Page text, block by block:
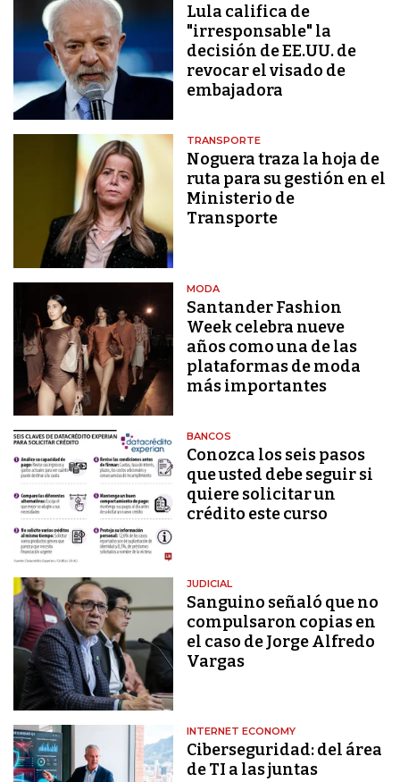
Lula califica de
"irresponsable" la
decisión de EE.UU. de
revocar el visado de
embajadora
TRANSPORTE
Noguera traza la hoja de
ruta para su gestión en el
Ministerio de
Transporte
MODA
Santander Fashion
Week celebra nueve
años como una de las
plataformas de moda
más importantes
BANCOS
Conozca los seis pasos
que usted debe seguir si
quiere solicitar un
crédito este curso
JUDICIAL
Sanguino señaló que no
compulsaron copias en
el caso de Jorge Alfredo
Vargas
INTERNET ECONOMY
Ciberseguridad: del área
de TI a las juntas